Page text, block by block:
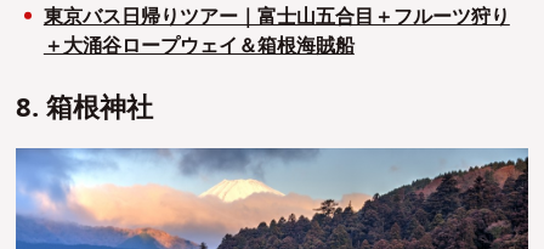
東京バス日帰りツアー｜富士山五合目＋フルーツ狩り
＋大涌谷ロープウェイ＆箱根海賊船
8. 箱根神社